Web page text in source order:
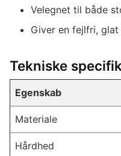
Velegnet til både
Giver en fejlfri,
Tekniske
Egenskab
Materiale
Hårdhed